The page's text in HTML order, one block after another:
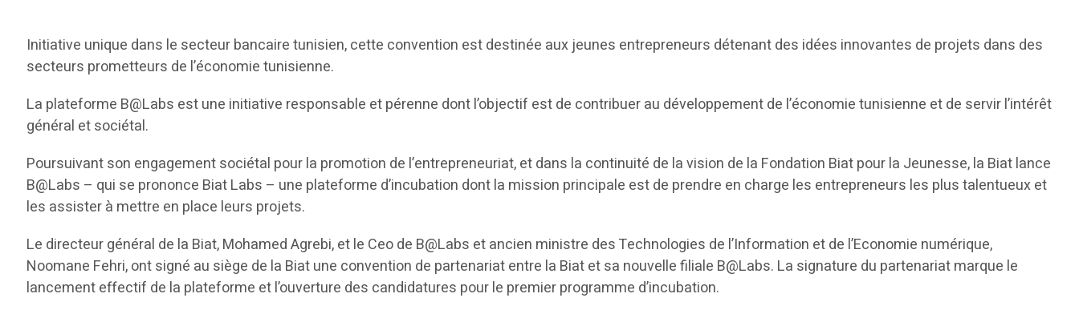
Initiative unique dans le secteur bancaire tunisien, cette convention est destinée aux jeunes entrepreneurs détenant des idées innovantes de projets dans des
secteurs prometteurs de l’économie tunisienne.
La plateforme B@Labs est une initiative responsable et pérenne dont l’objectif est de contribuer au développement de l’économie tunisienne et de servir l’intérêt
général et sociétal.
Poursuivant son engagement sociétal pour la promotion de l’entrepreneuriat, et dans la continuité de la vision de la Fondation Biat pour la Jeunesse, la Biat lance
B@Labs – qui se prononce Biat Labs – une plateforme d’incubation dont la mission principale est de prendre en charge les entrepreneurs les plus talentueux et
les assister à mettre en place leurs projets.
Le directeur général de la Biat, Mohamed Agrebi, et le Ceo de B@Labs et ancien ministre des Technologies de l’Information et de l’Economie numérique,
Noomane Fehri, ont signé au siège de la Biat une convention de partenariat entre la Biat et sa nouvelle filiale B@Labs. La signature du partenariat marque le
lancement effectif de la plateforme et l’ouverture des candidatures pour le premier programme d’incubation.